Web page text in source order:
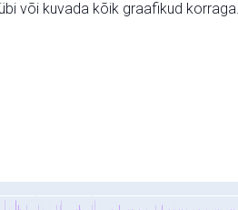
või kuvada kõik graafikud